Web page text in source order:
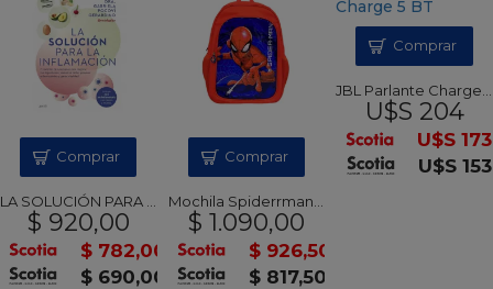
$ 920,00
$ 782,00
$ 690,00
Comprar
$ 1.090,00
$ 926,50
$ 817,50
Comprar
U$S 204
U$S 173
U$S 153
Comprar